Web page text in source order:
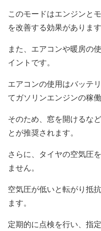
このモードはエンジンと
を改善する効果があります
また、エアコンや暖房の
イントです。
エアコンの使用はバッテ
てガソリンエンジンの稼
そのため、窓を開けるな
とが推奨されます。
さらに、タイヤの空気圧
ません。
空気圧が低いと転がり抵
ます。
定期的に点検を行い、指